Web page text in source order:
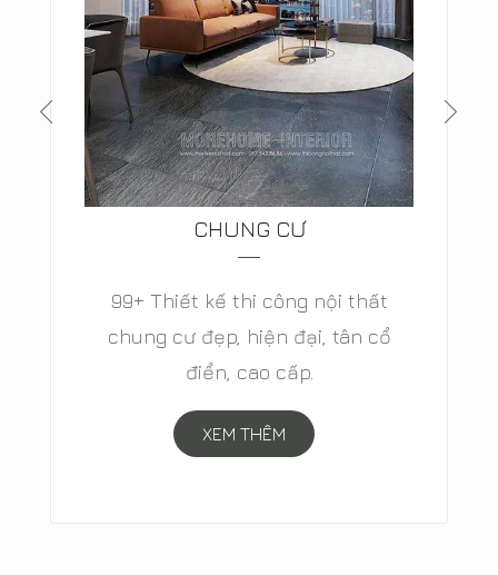
BIỆT THỰ
Thiết kế biệt thự hiện đại, biệt thự
tân cổ điển, biệt thự cao cấp, biệt
thự vườn đẳng cấp- MOREHOME
XEM THÊM